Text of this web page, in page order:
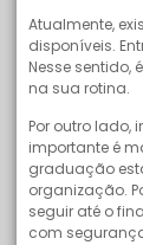
Atualmente,
disponíveis.
Nesse sentido,
na sua rotina.
Por outro lado,
importante é
graduação
organização.
seguir até o
com